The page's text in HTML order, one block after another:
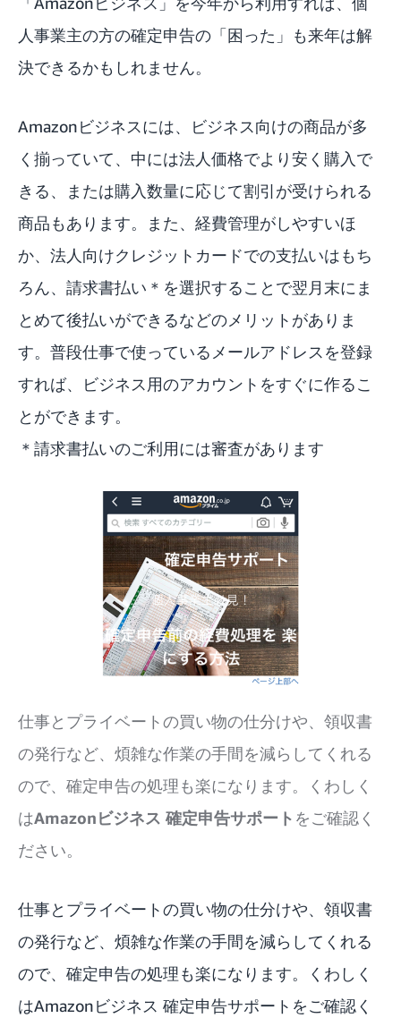
人事業主の方の確定申告の「困った」も来年は解
決できるかもしれません。
Amazonビジネスには、ビジネス向けの商品が多
く揃っていて、中には法人価格でより安く購入で
きる、または購入数量に応じて割引が受けられる
商品もあります。また、経費管理がしやすいほ
か、法人向けクレジットカードでの支払いはもち
ろん、請求書払い＊を選択することで翌月末にま
とめて後払いができるなどのメリットがありま
す。普段仕事で使っているメールアドレスを登録
すれば、ビジネス用のアカウントをすぐに作るこ
とができます。
＊請求書払いのご利用には審査があります
仕事とプライベートの買い物の仕分けや、領収書
の発行など、煩雑な作業の手間を減らしてくれる
ので、確定申告の処理も楽になります。くわしく
はAmazonビジネス 確定申告サポート をご確認く
ださい。
仕事とプライベートの買い物の仕分けや、領収書
の発行など、煩雑な作業の手間を減らしてくれる
ので、確定申告の処理も楽になります。くわしく
はAmazonビジネス 確定申告サポート をご確認く